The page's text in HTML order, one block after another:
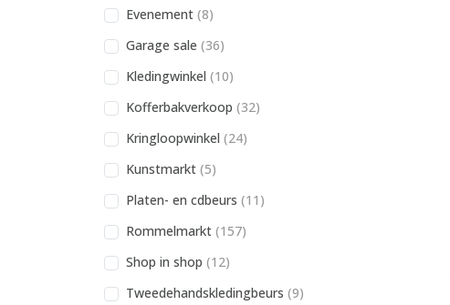
Evenement (8)
Garage sale (36)
Kledingwinkel (10)
Kofferbakverkoop (32)
Kringloopwinkel (24)
Kunstmarkt (5)
Platen- en cdbeurs (11)
Rommelmarkt (157)
Shop in shop (12)
Tweedehandskledingbeurs (9)